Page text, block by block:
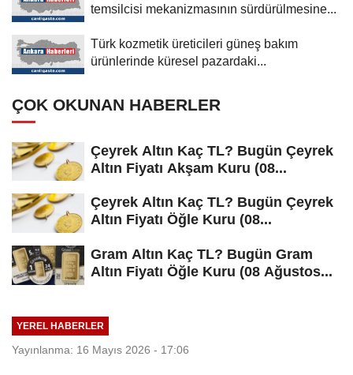
temsilcisi mekanizmasının sürdürülmesine...
Türk kozmetik üreticileri güneş bakım
ürünlerinde küresel pazardaki...
ÇOK OKUNAN HABERLER
Çeyrek Altın Kaç TL? Bugün Çeyrek
Altın Fiyatı Akşam Kuru (08...
Çeyrek Altın Kaç TL? Bugün Çeyrek
Altın Fiyatı Öğle Kuru (08...
Gram Altın Kaç TL? Bugün Gram
Altın Fiyatı Öğle Kuru (08 Ağustos...
YEREL HABERLER
Yayınlanma: 16 Mayıs 2026 - 17:06